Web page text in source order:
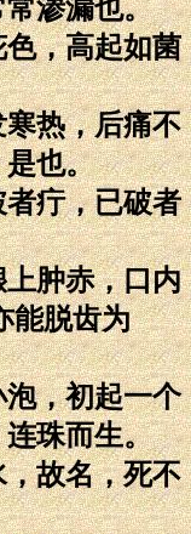
渗漏也。
，高起如菌
热，后痛不
是也。
疔，已破者
肿赤，口内
能脱齿为
，初起一个
珠而生。
故名，死不